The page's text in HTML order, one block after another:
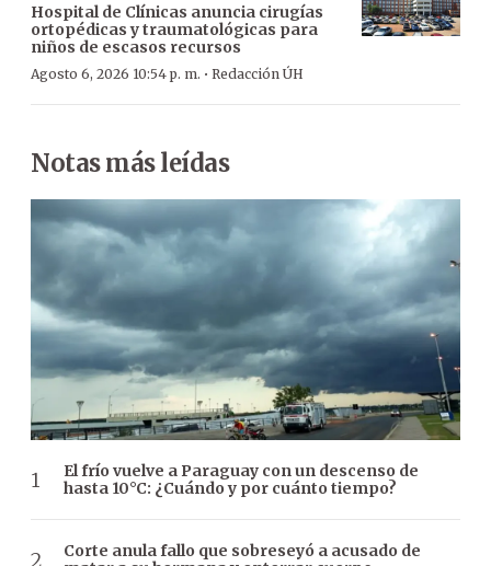
Hospital de Clínicas anuncia cirugías
ortopédicas y traumatológicas para
niños de escasos recursos
Agosto 6, 2026 10:54 p. m. · Redacción ÚH
Notas más leídas
El frío vuelve a Paraguay con un descenso de
hasta 10°C: ¿Cuándo y por cuánto tiempo?
Corte anula fallo que sobreseyó a acusado de